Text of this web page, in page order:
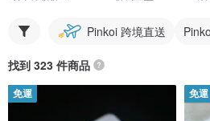
Pinkoi 跨境直送
找到 323 件商品
免運 免運